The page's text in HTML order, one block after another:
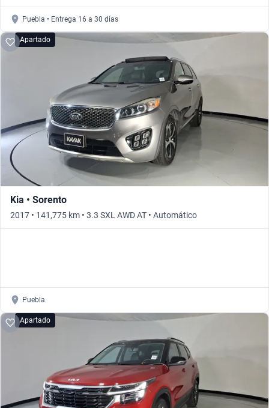
Puebla • Entrega 16 a 30 días
Apartado
Kia • Sorento
2017 • 141,775 km • 3.3 SXL AWD AT • Automático
Puebla
Apartado